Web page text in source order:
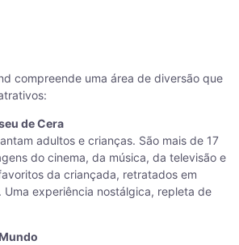
compreende uma área de diversão que
de Cera
adultos e crianças. São mais de 17
do cinema, da música, da televisão e
da criançada, retratados em
Uma experiência nostálgica, repleta de